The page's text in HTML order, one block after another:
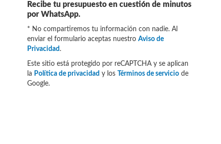
Recibe tu presupuesto en cuestión de minutos
por WhatsApp.
* No compartiremos tu información con nadie. Al
enviar el formulario aceptas nuestro Aviso de
Privacidad .
Este sitio está protegido por reCAPTCHA y se aplican
la Política de privacidad y los Términos de servicio de
Google.